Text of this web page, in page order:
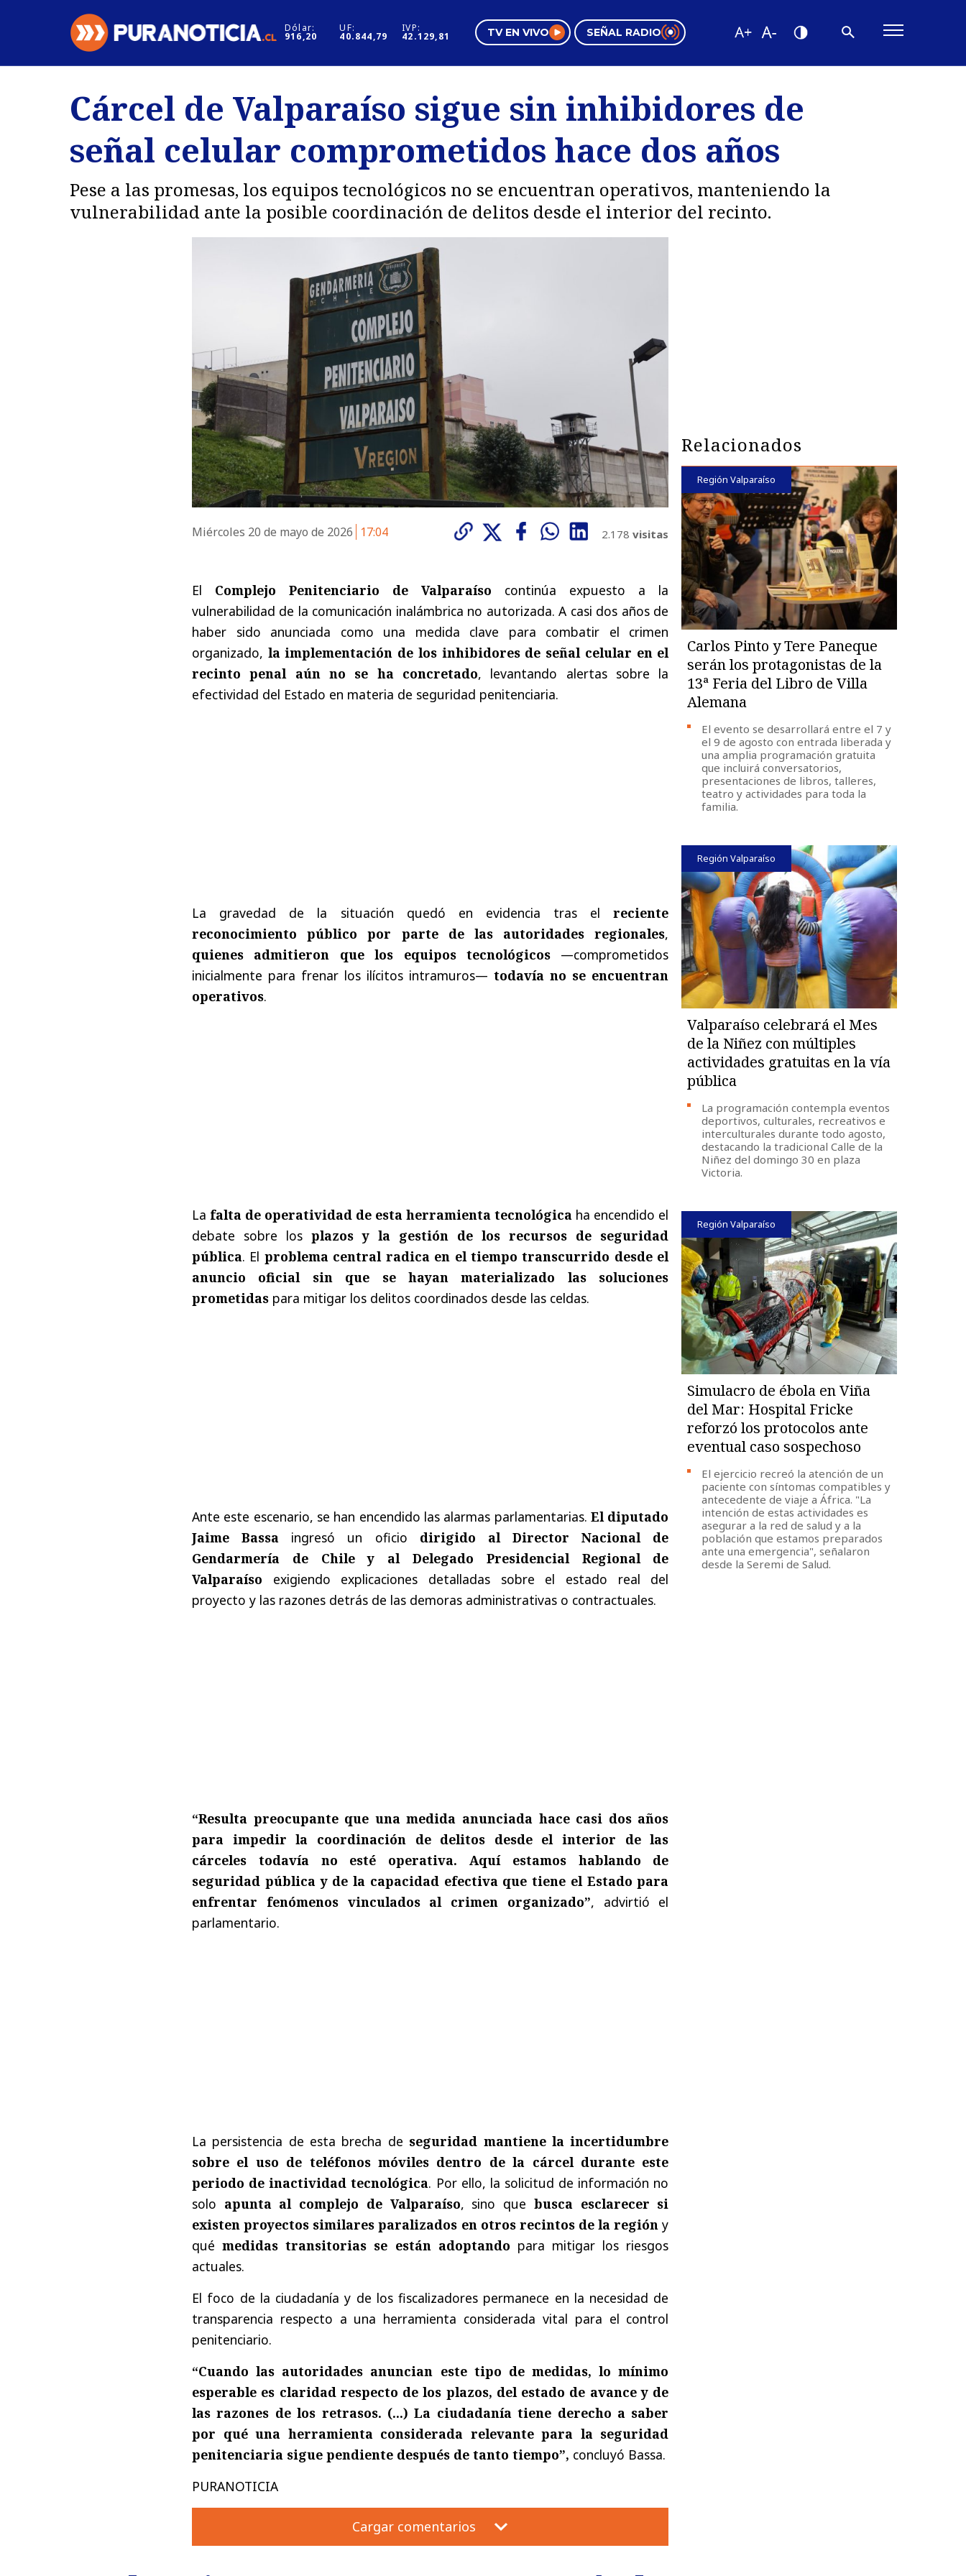
Dólar:
916,20
UF:
40.844,79
IVP:
42.129,81 TV EN VIVO SEÑAL RADIO
Regiones
Deportes
Internacional
Motores
Negocios
Pura Mujer
Tendencias
Videos
Cárcel de Valparaíso sigue sin inhibidores de
señal celular comprometidos hace dos años
Pese a las promesas, los equipos tecnológicos no se encuentran operativos, manteniendo la
vulnerabilidad ante la posible coordinación de delitos desde el interior del recinto.
Miércoles 20 de mayo de 2026 17:04 2.178 visitas
El Complejo Penitenciario de Valparaíso continúa expuesto a la
vulnerabilidad de la comunicación inalámbrica no autorizada. A casi dos años de
haber sido anunciada como una medida clave para combatir el crimen
organizado, la implementación de los inhibidores de señal celular en el
recinto penal aún no se ha concretado, levantando alertas sobre la
efectividad del Estado en materia de seguridad penitenciaria.
La gravedad de la situación quedó en evidencia tras elreciente
reconocimiento público por parte de las autoridades regionales,
quienes admitieron que los equipos tecnológicos—comprometidos
inicialmente para frenar los ilícitos intramuros—todavía no se encuentran
operativos.
La falta de operatividad de esta herramienta tecnológica ha encendido el
debate sobre losplazos y la gestión de los recursos de seguridad
pública. El problema central radica en el tiempo transcurrido desde el
anuncio oficial sin que se hayan materializado las soluciones
prometidas para mitigar los delitos coordinados desde las celdas.
Ante este escenario, se han encendido las alarmas parlamentarias. El diputado
Jaime Bassa ingresó un oficio dirigido al Director Nacional de
Gendarmería de Chile y al Delegado Presidencial Regional de
Valparaíso exigiendo explicaciones detalladas sobre el estado real del
proyecto y las razones detrás de las demoras administrativas o contractuales.
“Resulta preocupante que una medida anunciada hace casi dos años
para impedir la coordinación de delitos desde el interior de las
cárceles todavía no esté operativa. Aquí estamos hablando de
seguridad pública y de la capacidad efectiva que tiene el Estado para
enfrentar fenómenos vinculados al crimen organizado”, advirtió el
parlamentario.
La persistencia de esta brecha de seguridad mantiene la incertidumbre
sobre el uso de teléfonos móviles dentro de la cárcel durante este
periodo de inactividad tecnológica. Por ello, la solicitud de información no
solo apunta al complejo de Valparaíso, sino que busca esclarecer si
existen proyectos similares paralizados en otros recintos de la región y
quémedidas transitorias se están adoptando para mitigar los riesgos
actuales.
El foco de la ciudadanía y de los fiscalizadores permanece en la necesidad de
transparencia respecto a una herramienta considerada vital para el control
penitenciario.
“Cuando las autoridades anuncian este tipo de medidas, lo mínimo
esperable es claridad respecto de los plazos, del estado de avance y de
las razones de los retrasos. (...) La ciudadanía tiene derecho a saber
por qué una herramienta considerada relevante para la seguridad
penitenciaria sigue pendiente después de tanto tiempo”, concluyó Bassa.
PURANOTICIA
Cargar comentarios
Relacionados
Región Valparaíso
Carlos Pinto y Tere Paneque
serán los protagonistas de la
13ª Feria del Libro de Villa
Alemana
El evento se desarrollará entre el 7 y
el 9 de agosto con entrada liberada y
una amplia programación gratuita
que incluirá conversatorios,
presentaciones de libros, talleres,
teatro y actividades para toda la
familia.
Región Valparaíso
Valparaíso celebrará el Mes
de la Niñez con múltiples
actividades gratuitas en la vía
pública
La programación contempla eventos
deportivos, culturales, recreativos e
interculturales durante todo agosto,
destacando la tradicional Calle de la
Niñez del domingo 30 en plaza
Victoria.
Región Valparaíso
Simulacro de ébola en Viña
del Mar: Hospital Fricke
reforzó los protocolos ante
eventual caso sospechoso
El ejercicio recreó la atención de un
paciente con síntomas compatibles y
antecedente de viaje a África. "La
intención de estas actividades es
asegurar a la red de salud y a la
población que estamos preparados
ante una emergencia", señalaron
desde la Seremi de Salud.